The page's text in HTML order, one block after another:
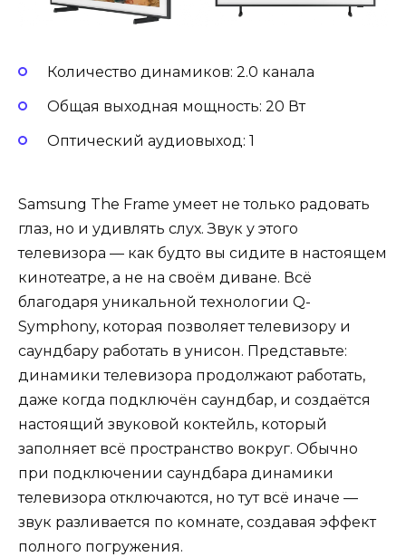
Количество динамиков: 2.0 канала
Общая выходная мощность: 20 Вт
Оптический аудиовыход: 1
Samsung The Frame умеет не только радовать
глаз, но и удивлять слух. Звук у этого
телевизора — как будто вы сидите в настоящем
кинотеатре, а не на своём диване. Всё
благодаря уникальной технологии Q-
Symphony, которая позволяет телевизору и
саундбару работать в унисон. Представьте:
динамики телевизора продолжают работать,
даже когда подключён саундбар, и создаётся
настоящий звуковой коктейль, который
заполняет всё пространство вокруг. Обычно
при подключении саундбара динамики
телевизора отключаются, но тут всё иначе —
звук разливается по комнате, создавая эффект
полного погружения.